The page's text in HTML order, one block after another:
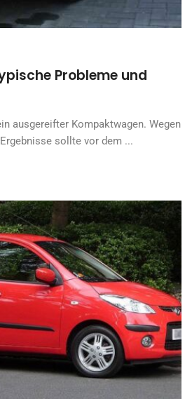
Probleme und
ausgereifter Kompaktwagen. Wegen
sollte vor dem ...